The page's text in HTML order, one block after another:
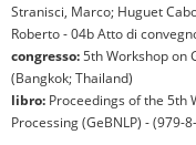
Stranisci, Marco; Huguet
Roberto - 04b Atto di
congresso: 5th Workshop on
(Bangkok; Thailand)
libro: Proceedings of the 5th
Processing (GeBNLP) - (979-